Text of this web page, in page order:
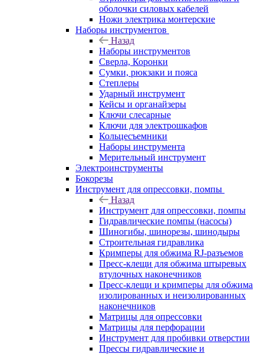
оболочки силовых кабелей
Ножи электрика монтерские
Наборы инструментов
Назад
Наборы инструментов
Сверла, Коронки
Сумки, рюкзаки и пояса
Степлеры
Ударный инструмент
Кейсы и органайзеры
Ключи слесарные
Ключи для электрошкафов
Кольцесъемники
Наборы инструмента
Мерительный инструмент
Электроинструменты
Бокорезы
Инструмент для опрессовки, помпы
Назад
Инструмент для опрессовки, помпы
Гидравлические помпы (насосы)
Шиногибы, шинорезы, шинодыры
Строительная гидравлика
Кримперы для обжима RJ-разъемов
Пресс-клещи для обжима штыревых
втулочных наконечников
Пресс-клещи и кримперы для обжима
изолированных и неизолированных
наконечников
Матрицы для опрессовки
Матрицы для перфорации
Инструмент для пробивки отверстии
Прессы гидравлические и